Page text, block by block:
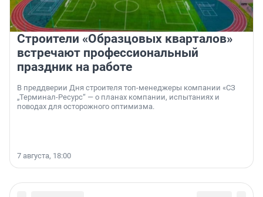
Строители «Образцовых кварталов»
встречают профессиональный
праздник на работе
В преддверии Дня строителя топ-менеджеры компании «СЗ
„Терминал-Ресурс“ — о планах компании, испытаниях и
поводах для осторожного оптимизма.
7 августа, 18:00